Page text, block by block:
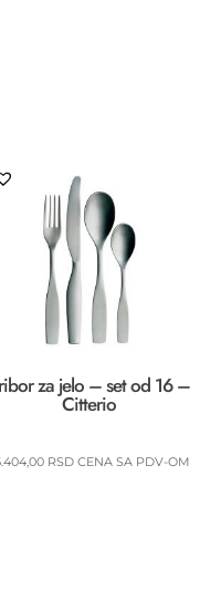
za jelo – set od 16 –
Citterio
RSD CENA SA PDV-OM